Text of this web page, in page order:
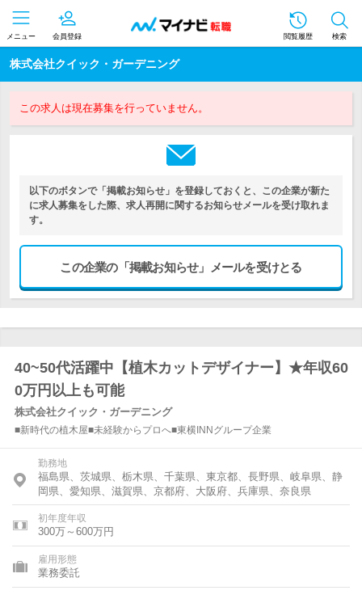
メニュー 会員登録 閲覧履歴 検索
株式会社クイック・ガーデニング
この求人は現在募集を行っていません。
以下のボタンで「掲載お知らせ」を登録しておくと、この企業が新た
に求人募集をした際、求人再開に関するお知らせメールを受け取れま
す。
この企業の「掲載お知らせ」メールを受けとる
40~50代活躍中【植木カットデザイナー】★年収60
0万円以上も可能
株式会社クイック・ガーデニング
■新時代の植木屋■未経験からプロへ■東横INNグループ企業
勤務地
福島県、茨城県、栃木県、千葉県、東京都、長野県、岐阜県、静
岡県、愛知県、滋賀県、京都府、大阪府、兵庫県、奈良県
初年度年収
300万～600万円
雇用形態
業務委託